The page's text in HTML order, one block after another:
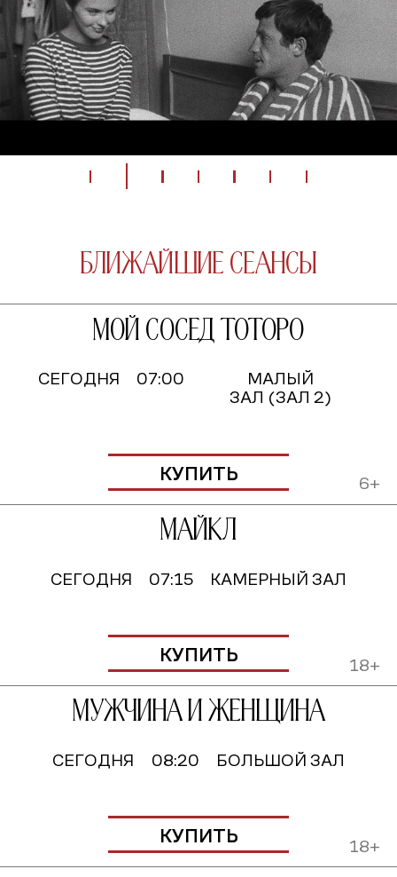
Ближайшие сеансы
Мой сосед Тоторо
СЕГОДНЯ
МАЛЫЙ
ЗАЛ (ЗАЛ 2)
07:00
6+
КУПИТЬ
Майкл
СЕГОДНЯ КАМЕРНЫЙ ЗАЛ
07:15
18+
КУПИТЬ
Мужчина и женщина
СЕГОДНЯ БОЛЬШОЙ ЗАЛ
08:20
18+
КУПИТЬ